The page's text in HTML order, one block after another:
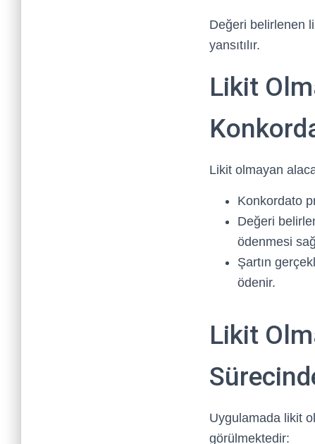
Değeri belirlenen
yansıtılır.
Likit
Likit olmayan
Konkordato
Değeri
ödenmesi
Şartın
ödenir.
Likit
Uygulamada likit
görülmektedir: